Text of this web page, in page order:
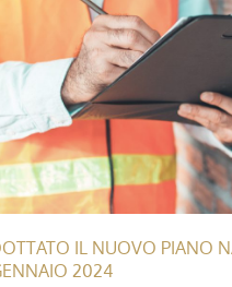
IL NUOVO PIANO
2024